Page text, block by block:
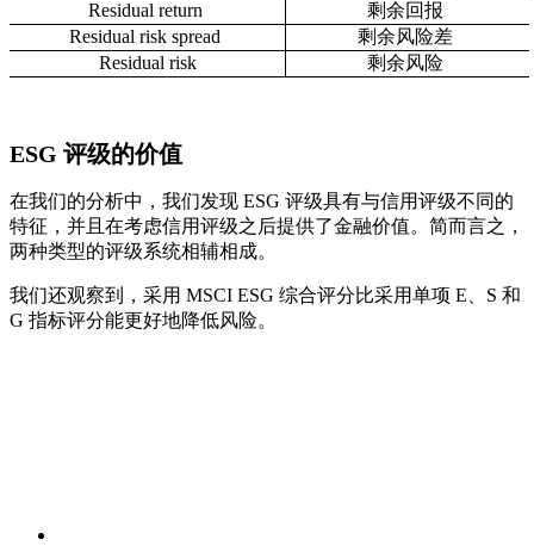
Residual return
剩余回报
Residual risk spread
剩余风险差
Residual risk
剩余风险
ESG 评级的价值
在我们的分析中，我们发现 ESG 评级具有与信用评级不同的
特征，并且在考虑信用评级之后提供了金融价值。简而言之，
两种类型的评级系统相辅相成。
我们还观察到，采用 MSCI ESG 综合评分比采用单项 E、S 和
G 指标评分能更好地降低风险。